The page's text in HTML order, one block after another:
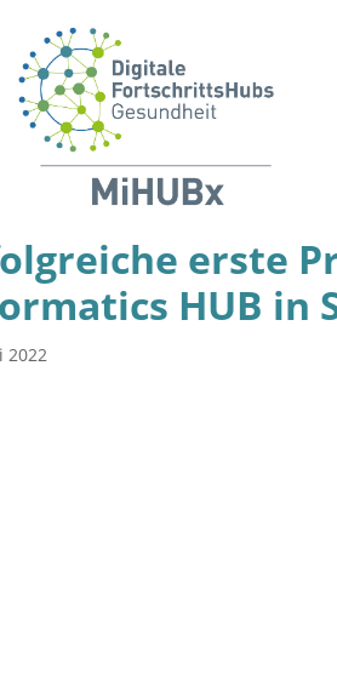
erste
HUB in
2022